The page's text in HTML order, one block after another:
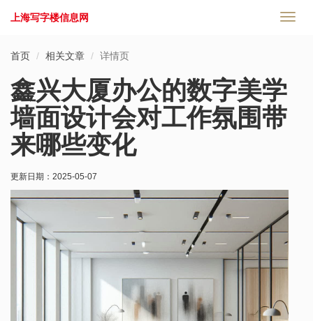
切
上海写字楼信息网
首页 相关文章 详情页
鑫兴大厦办公的数字美学
墙面设计会对工作氛围带
来哪些变化
更新日期： 2025-05-07